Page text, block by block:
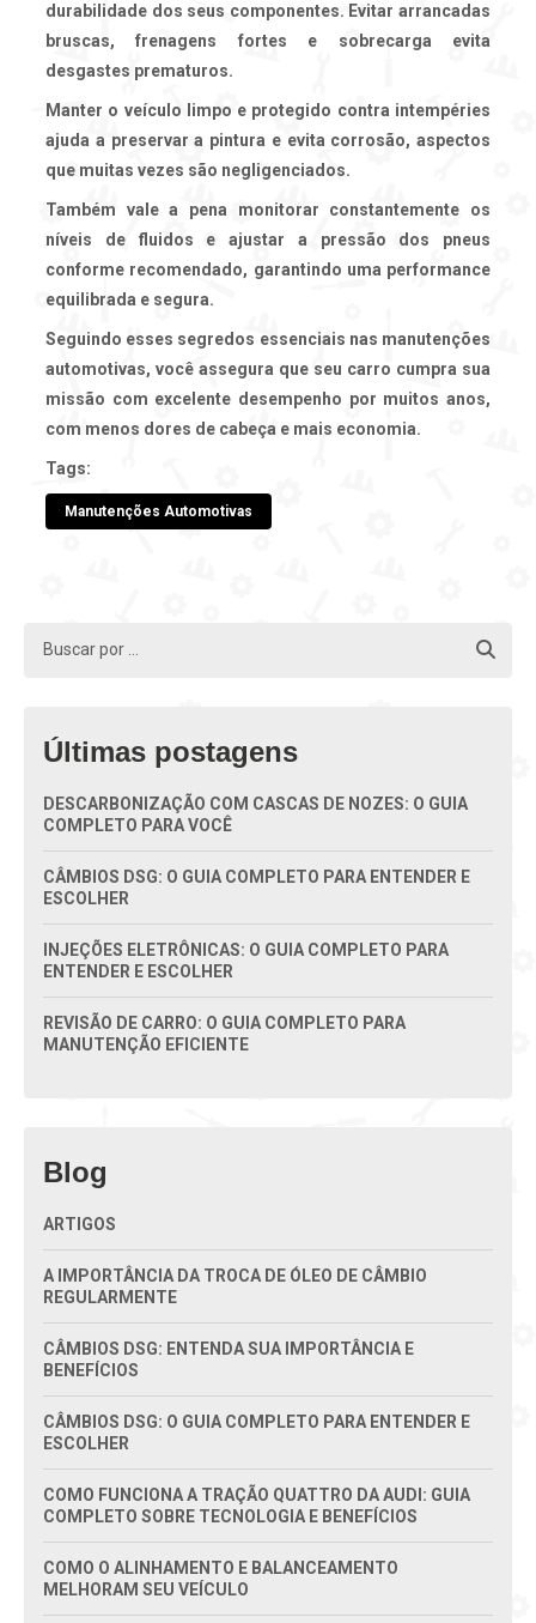
durabilidade dos seus componentes. Evitar arrancadas
bruscas, frenagens fortes e sobrecarga evita
desgastes prematuros.
Manter o veículo limpo e protegido contra intempéries
ajuda a preservar a pintura e evita corrosão, aspectos
que muitas vezes são negligenciados.
Também vale a pena monitorar constantemente os
níveis de fluidos e ajustar a pressão dos pneus
conforme recomendado, garantindo uma performance
equilibrada e segura.
Seguindo esses segredos essenciais nas manutenções
automotivas, você assegura que seu carro cumpra sua
missão com excelente desempenho por muitos anos,
com menos dores de cabeça e mais economia.
Tags:
Manutenções Automotivas
Últimas postagens
DESCARBONIZAÇÃO COM CASCAS DE NOZES: O GUIA
COMPLETO PARA VOCÊ
CÂMBIOS DSG: O GUIA COMPLETO PARA ENTENDER E
ESCOLHER
ENTENDER E ESCOLHER
REVISÃO DE CARRO: O GUIA COMPLETO PARA
MANUTENÇÃO EFICIENTE
Blog
ARTIGOS
A IMPORTÂNCIA DA TROCA DE ÓLEO DE CÂMBIO
REGULARMENTE
CÂMBIOS DSG: ENTENDA SUA IMPORTÂNCIA E
BENEFÍCIOS
CÂMBIOS DSG: O GUIA COMPLETO PARA ENTENDER E
ESCOLHER
COMO FUNCIONA A TRAÇÃO QUATTRO DA AUDI: GUIA
COMPLETO SOBRE TECNOLOGIA E BENEFÍCIOS
COMO O ALINHAMENTO E BALANCEAMENTO
MELHORAM SEU VEÍCULO